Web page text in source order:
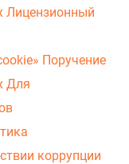
Лицензионный
Поручение
Для
коррупции